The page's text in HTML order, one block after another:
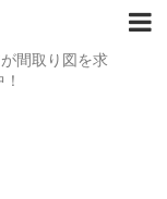
間取り図を求